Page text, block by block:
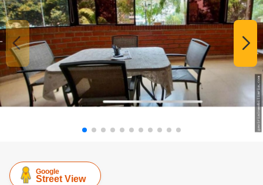
Google
Street View